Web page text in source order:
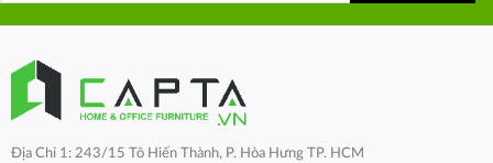
Địa Chỉ 1: 243/15 Tô Hiến Thành, P. Hòa Hưng TP. HCM